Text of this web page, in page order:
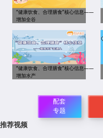
“健康饮食、合理膳食”核心信息——
增加全谷
“健康饮食、合理膳食”核心信息——
增加水产
配套
专题
推荐视频